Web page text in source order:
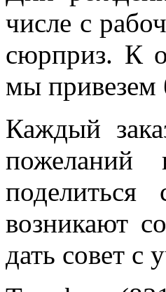
числе с
сюрприз. К
мы привезем
Каждый
возникают
дать совет с